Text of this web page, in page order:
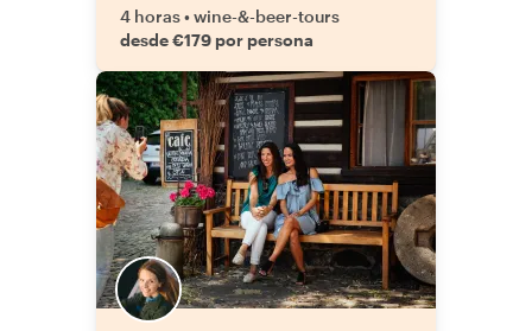
4 horas•wine-&-beer-tours
desde €179 por persona